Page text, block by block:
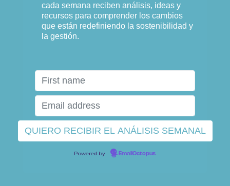
cada semana reciben análisis, ideas y
recursos para comprender los cambios
que están redefiniendo la sostenibilidad y
la gestión.
Powered by EmailOctopus